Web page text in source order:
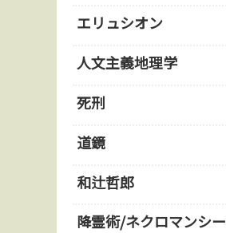
エリュシオン
人文主義地理学
死刑
道鏡
和辻哲郎
降霊術/ネクロマンシー